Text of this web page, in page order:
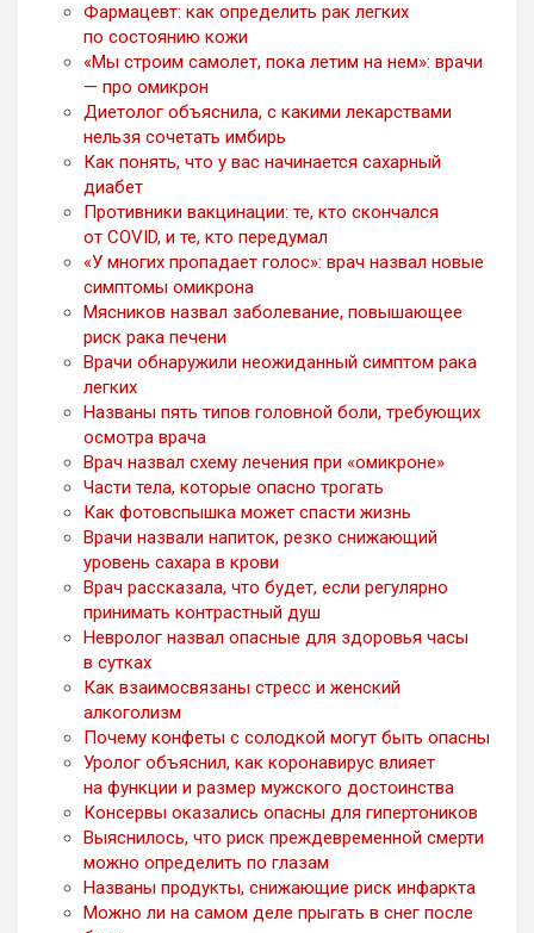
Фармацевт: как определить рак легких
по состоянию кожи
«Мы строим самолет, пока летим на нем»: врачи
— про омикрон
Диетолог объяснила, с какими лекарствами
нельзя сочетать имбирь
Как понять, что у вас начинается сахарный
диабет
Противники вакцинации: те, кто скончался
от COVID, и те, кто передумал
«У многих пропадает голос»: врач назвал новые
симптомы омикрона
Мясников назвал заболевание, повышающее
риск рака печени
Врачи обнаружили неожиданный симптом рака
легких
Названы пять типов головной боли, требующих
осмотра врача
Врач назвал схему лечения при «омикроне»
Части тела, которые опасно трогать
Как фотовспышка может спасти жизнь
Врачи назвали напиток, резко снижающий
уровень сахара в крови
Врач рассказала, что будет, если регулярно
принимать контрастный душ
Невролог назвал опасные для здоровья часы
в сутках
Как взаимосвязаны стресс и женский
алкоголизм
Почему конфеты с солодкой могут быть опасны
Уролог объяснил, как коронавирус влияет
на функции и размер мужского достоинства
Консервы оказались опасны для гипертоников
Выяснилось, что риск преждевременной смерти
можно определить по глазам
Названы продукты, снижающие риск инфаркта
Можно ли на самом деле прыгать в снег после